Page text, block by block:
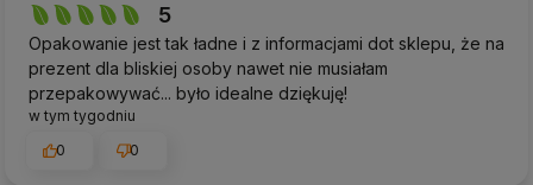
5
Opakowanie jest tak ładne i z informacjami dot sklepu, że na
prezent dla bliskiej osoby nawet nie musiałam
przepakowywać... było idealne dziękuję!
w tym tygodniu
0
0